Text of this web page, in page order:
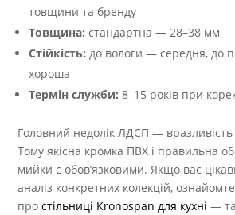
товщини та бренду
Товщина: стандартна — 28–38 мм
Стійкість: до вологи — середня, до
хороша
Термін служби: 8–15 років при
Головний недолік ЛДСП — вразливість
Тому якісна кромка ПВХ і правильна
мийки є обов’язковими. Якщо вас
аналіз конкретних колекцій,
простільниці Kronospan для кухні —